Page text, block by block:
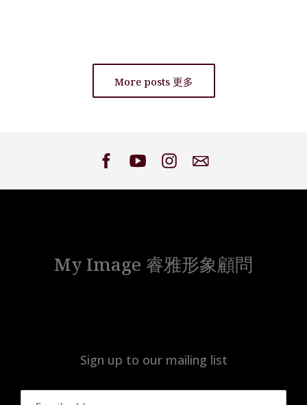
More posts 更多
My Image 睿雅形象顧問
Sign up to our mailing list